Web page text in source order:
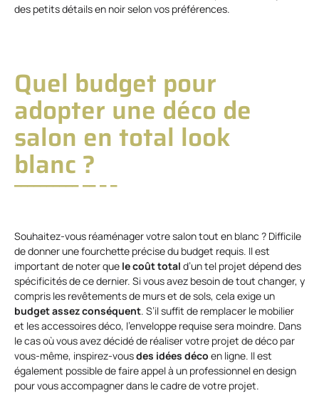
des petits détails en noir selon vos préférences.
Quel budget pour
adopter une déco de
salon en total look
blanc ?
Souhaitez-vous réaménager votre salon tout en blanc ? Difficile
de donner une fourchette précise du budget requis. Il est
important de noter que le coût total d’un tel projet dépend des
spécificités de ce dernier. Si vous avez besoin de tout changer, y
compris les revêtements de murs et de sols, cela exige un
budget assez conséquent. S’il suffit de remplacer le mobilier
et les accessoires déco, l’enveloppe requise sera moindre. Dans
le cas où vous avez décidé de réaliser votre projet de déco par
vous-même, inspirez-vousdes idées déco en ligne. Il est
également possible de faire appel à un professionnel en design
pour vous accompagner dans le cadre de votre projet.